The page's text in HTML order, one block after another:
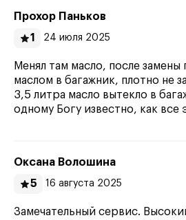
Прохор Паньков
1
24 июля 2025
Менял там масло, после замены
маслом в багажник, плотно не
3,5 литра масло вытекло в
одному Богу известно, как все
Оксана Волошина
5
16 августа 2025
Замечательный сервис.